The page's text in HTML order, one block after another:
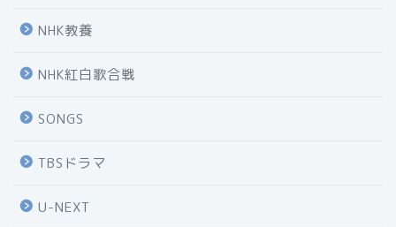
NHK教養
NHK紅白歌合戦
SONGS
TBSドラマ
U-NEXT